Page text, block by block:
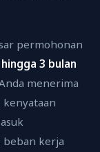
permohonan
hingga 3 bulan
menerima
kenyataan
beban kerja